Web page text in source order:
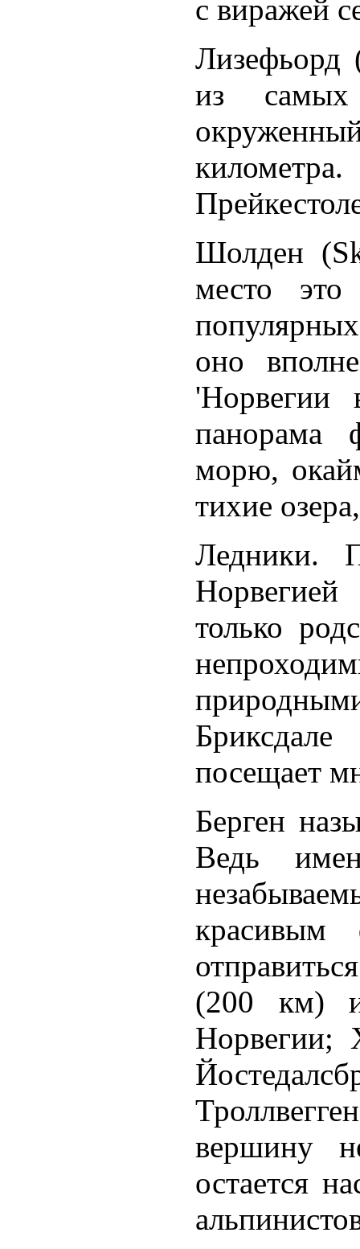
с виражей
Лизефьорд
из самых
Шолден
место
оно
'Норвегии
панорама
морю,
тихие
Ледники.
только
посещает
Берген
Ведь
(200 км)
Норвегии;
вершину
остается